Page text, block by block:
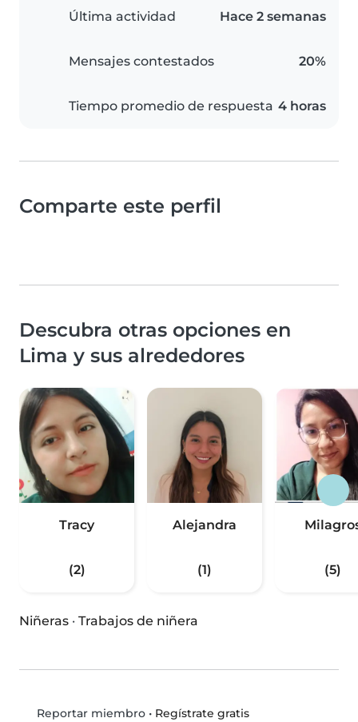
Última actividad Hace 2 semanas
Mensajes contestados 20%
Tiempo promedio de respuesta 4 horas
Comparte este perfil
Descubra otras opciones en
Lima y sus alrededores
Tracy
(2)
Alejandra
(1) (5)
Niñeras · Trabajos de niñera
Reportar miembro• Regístrate gratis